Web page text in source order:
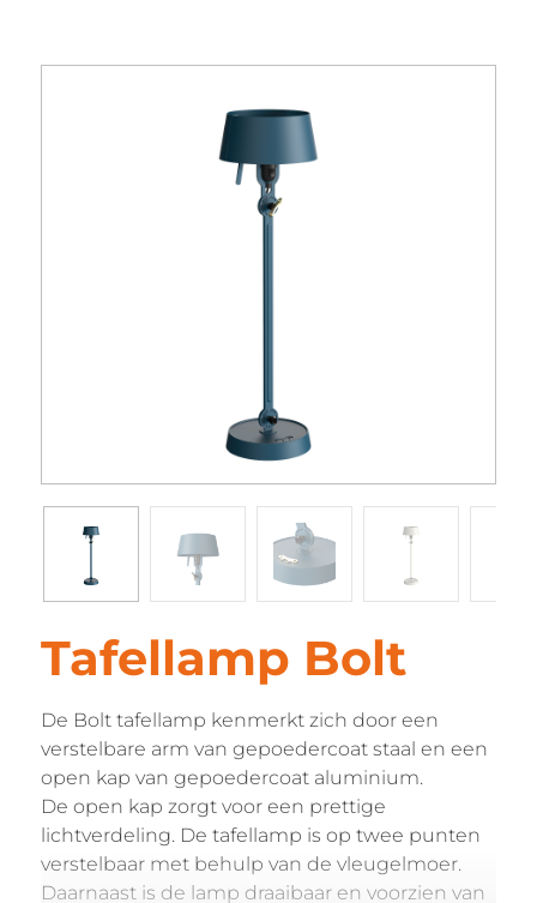
Tafellamp Bolt
De Bolt tafellamp kenmerkt zich door een
verstelbare arm van gepoedercoat staal en een
open kap van gepoedercoat aluminium.
De open kap zorgt voor een prettige
lichtverdeling. De tafellamp is op twee punten
verstelbaar met behulp van de vleugelmoer.
Daarnaast is de lamp draaibaar en voorzien van